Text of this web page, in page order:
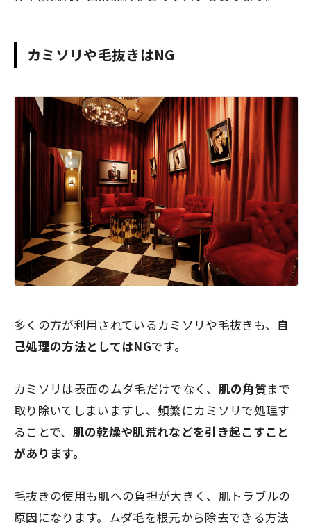
カミソリや毛抜きはNG
多くの方が利用されているカミソリや毛抜きも、 自
己処理の方法としてはNGです。
カミソリは表面のムダ毛だけでなく、 肌の角質まで
取り除いてしまいますし、頻繁にカミソリで処理す
ることで、 肌の乾燥や肌荒れなどを引き起こすこと
があります。
毛抜きの使用も肌への負担が大きく、肌トラブルの
原因になります。ムダ毛を根元から除去できる方法